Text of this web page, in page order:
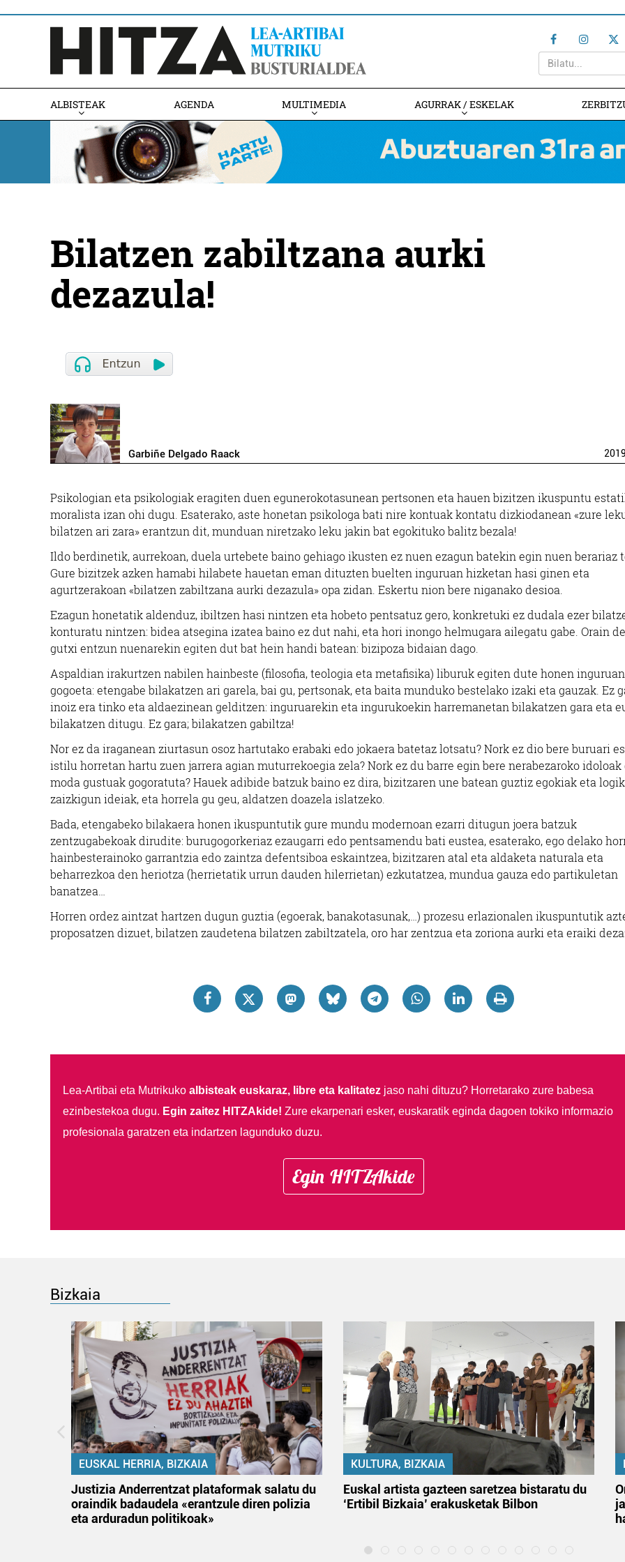
ALBISTEAK AGENDA MULTIMEDIA AGURRAK / ESKELAK
Bilatzen zabiltzana aurki
dezazula!
Garbiñe Delgado Raack 2019
Psikologian eta psikologiak eragiten duen egunerokotasunean pertsonen eta hauen bizitzen ikuspuntu
moralista izan ohi dugu. Esaterako, aste honetan psikologa bati nire kontuak kontatu dizkiodanean «zure
bilatzen ari zara» erantzun dit, munduan niretzako leku jakin bat egokituko balitz bezala!
Ildo berdinetik, aurrekoan, duela urtebete baino gehiago ikusten ez nuen ezagun batekin egin nuen berariaz
Gure bizitzek azken hamabi hilabete hauetan eman dituzten buelten inguruan hizketan hasi ginen eta
agurtzerakoan «bilatzen zabiltzana aurki dezazula» opa zidan. Eskertu nion bere niganako desioa.
Ezagun honetatik aldenduz, ibiltzen hasi nintzen eta hobeto pentsatuz gero, konkretuki ez dudala ezer
konturatu nintzen: bidea atsegina izatea baino ez dut nahi, eta hori inongo helmugara ailegatu gabe. Orain
gutxi entzun nuenarekin egiten dut bat hein handi batean: bizipoza bidaian dago.
Aspaldian irakurtzen nabilen hainbeste (filosofia, teologia eta metafisika) liburuk egiten dute honen inguruan
gogoeta: etengabe bilakatzen ari garela, bai gu, pertsonak, eta baita munduko bestelako izaki eta gauzak. Ez
inoiz era tinko eta aldaezinean gelditzen: inguruarekin eta ingurukoekin harremanetan bilakatzen gara eta
bilakatzen ditugu. Ez gara; bilakatzen gabiltza!
Nor ez da iraganean ziurtasun osoz hartutako erabaki edo jokaera batetaz lotsatu? Nork ez dio bere buruari
istilu horretan hartu zuen jarrera agian muturrekoegia zela? Nork ez du barre egin bere nerabezaroko idoloak
moda gustuak gogoratuta? Hauek adibide batzuk baino ez dira, bizitzaren une batean guztiz egokiak eta
zaizkigun ideiak, eta horrela gu geu, aldatzen doazela islatzeko.
Bada, etengabeko bilakaera honen ikuspuntutik gure mundu modernoan ezarri ditugun joera batzuk
zentzugabekoak dirudite: burugogorkeriaz ezaugarri edo pentsamendu bati eustea, esaterako, ego delako
hainbesterainoko garrantzia edo zaintza defentsiboa eskaintzea, bizitzaren atal eta aldaketa naturala eta
beharrezkoa den heriotza (herrietatik urrun dauden hilerrietan) ezkutatzea, mundua gauza edo partikuletan
banatzea…
Horren ordez aintzat hartzen dugun guztia (egoerak, banakotasunak,…) prozesu erlazionalen ikuspuntutik
proposatzen dizuet, bilatzen zaudetena bilatzen zabiltzatela, oro har zentzua eta zoriona aurki eta eraiki
Lea-Artibai eta Mutrikuko albisteak euskaraz, libre eta kalitatezjaso nahi dituzu? Horretarako zure babesa
ezinbestekoa dugu. Egin zaitez HITZAkide! Zure ekarpenari esker, euskaratik eginda dagoen tokiko informazio
profesionala garatzen eta indartzen lagunduko duzu.
Egin HITZAkide
Bizkaia
EUSKAL HERRIA, BIZKAIA
Justizia Anderrentzat plataformak salatu du
oraindik badaudela «erantzule diren polizia
eta arduradun politikoak»
KULTURA, BIZKAIA
Euskal artista gazteen saretzea bistaratu du
‘Ertibil Bizkaia’ erakusketak Bilbon